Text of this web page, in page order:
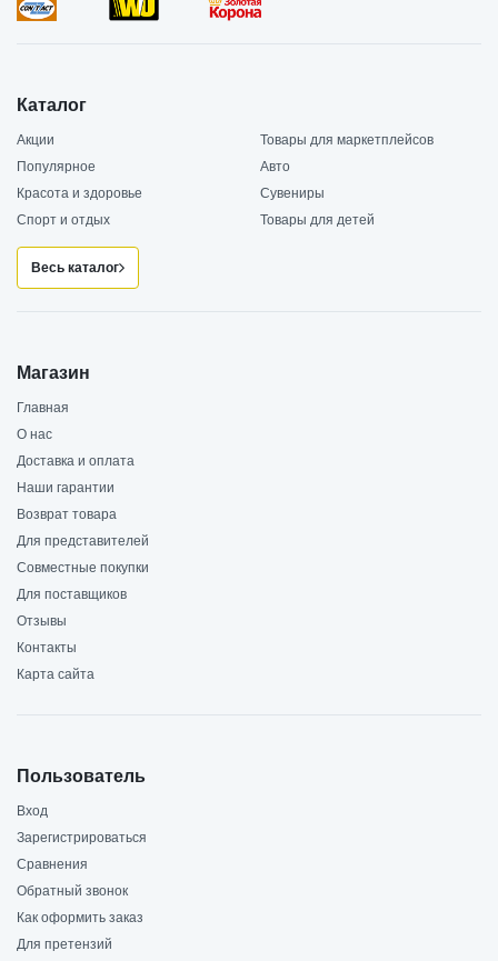
Каталог
Акции
Товары для маркетплейсов
Популярное
Авто
Красота и здоровье
Сувениры
Спорт и отдых
Товары для детей
Весь каталог
Магазин
Главная
О нас
Доставка и оплата
Наши гарантии
Возврат товара
Для представителей
Совместные покупки
Для поставщиков
Отзывы
Контакты
Карта сайта
Пользователь
Вход
Зарегистрироваться
Сравнения
Обратный звонок
Как оформить заказ
Для претензий